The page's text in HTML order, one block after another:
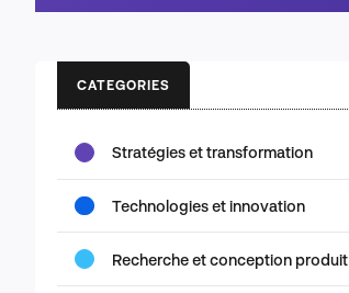
CATEGORIES
Stratégies et transformation
Technologies et innovation
Recherche et conception produit